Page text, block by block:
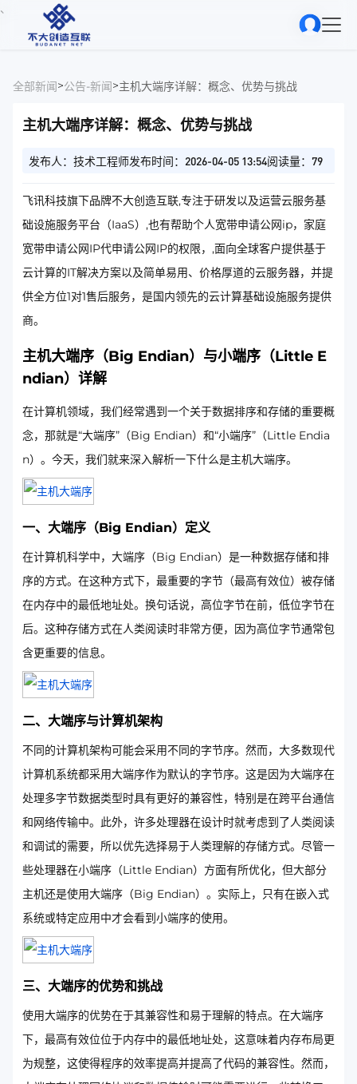
、
全部新闻>公告-新闻>主机大端序详解：概念、优势与挑战
主机大端序详解：概念、优势与挑战
发布人：技术工程师发布时间：2026-04-05 13:54阅读量：79
飞讯科技旗下品牌不大创造互联,专注于研发以及运营云服务基
础设施服务平台（IaaS）,也有帮助个人宽带申请公网ip，家庭
宽带申请公网IP代申请公网IP的权限，,面向全球客户提供基于
云计算的IT解决方案以及简单易用、价格厚道的云服务器，并提
供全方位1对1售后服务，是国内领先的云计算基础设施服务提供
商。
主机大端序（Big Endian）与小端序（Little E
ndian）详解
在计算机领域，我们经常遇到一个关于数据排序和存储的重要概
念，那就是“大端序”（Big Endian）和“小端序”（Little Endia
n）。今天，我们就来深入解析一下什么是主机大端序。
一、大端序（Big Endian）定义
在计算机科学中，大端序（Big Endian）是一种数据存储和排
序的方式。在这种方式下，最重要的字节（最高有效位）被存储
在内存中的最低地址处。换句话说，高位字节在前，低位字节在
后。这种存储方式在人类阅读时非常方便，因为高位字节通常包
含更重要的信息。
二、大端序与计算机架构
不同的计算机架构可能会采用不同的字节序。然而，大多数现代
计算机系统都采用大端序作为默认的字节序。这是因为大端序在
处理多字节数据类型时具有更好的兼容性，特别是在跨平台通信
和网络传输中。此外，许多处理器在设计时就考虑到了人类阅读
和调试的需要，所以优先选择易于人类理解的存储方式。尽管一
些处理器在小端序（Little Endian）方面有所优化，但大部分
主机还是使用大端序（Big Endian）。实际上，只有在嵌入式
系统或特定应用中才会看到小端序的使用。
三、大端序的优势和挑战
使用大端序的优势在于其兼容性和易于理解的特点。在大端序
下，最高有效位位于内存中的最低地址处，这意味着内存布局更
为规整，这使得程序的效率提高并提高了代码的兼容性。然而，